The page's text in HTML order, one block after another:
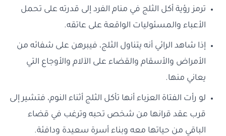
ترمز رؤية أكل الثلج في منام الفرد إلى قدرته على تحمل
الأعباء والمسئوليات الواقعة على عاتقه.
إذا شاهد الرائي أنه يتناول الثلج، فيبرهن على شفائه من
الأمراض والأسقام والقضاء على الآلام والأوجاع التي
يعاني منها.
لو رأت الفتاة العزباء أنها تأكل الثلج أثناء النوم، فتشير إلى
قرب عقد قرانها من شخص تحبه وترغب في قضاء
الباقي من حياتها معه وبناء أسرة سعيدة ودافئة.